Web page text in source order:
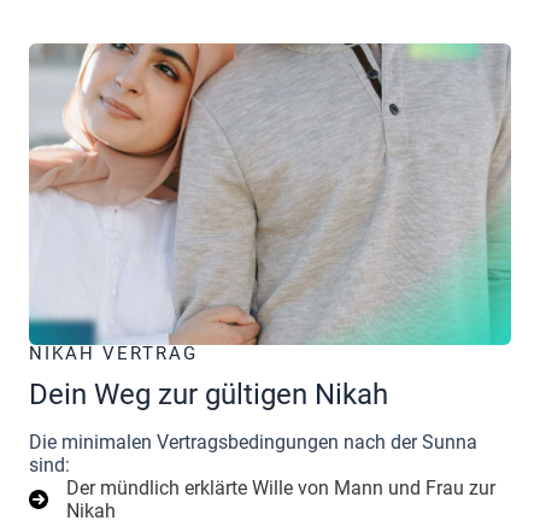
NIKAH VERTRAG
Dein Weg zur gültigen Nikah
Die minimalen Vertragsbedingungen nach der Sunna
sind:
Der mündlich erklärte Wille von Mann und Frau zur
Nikah